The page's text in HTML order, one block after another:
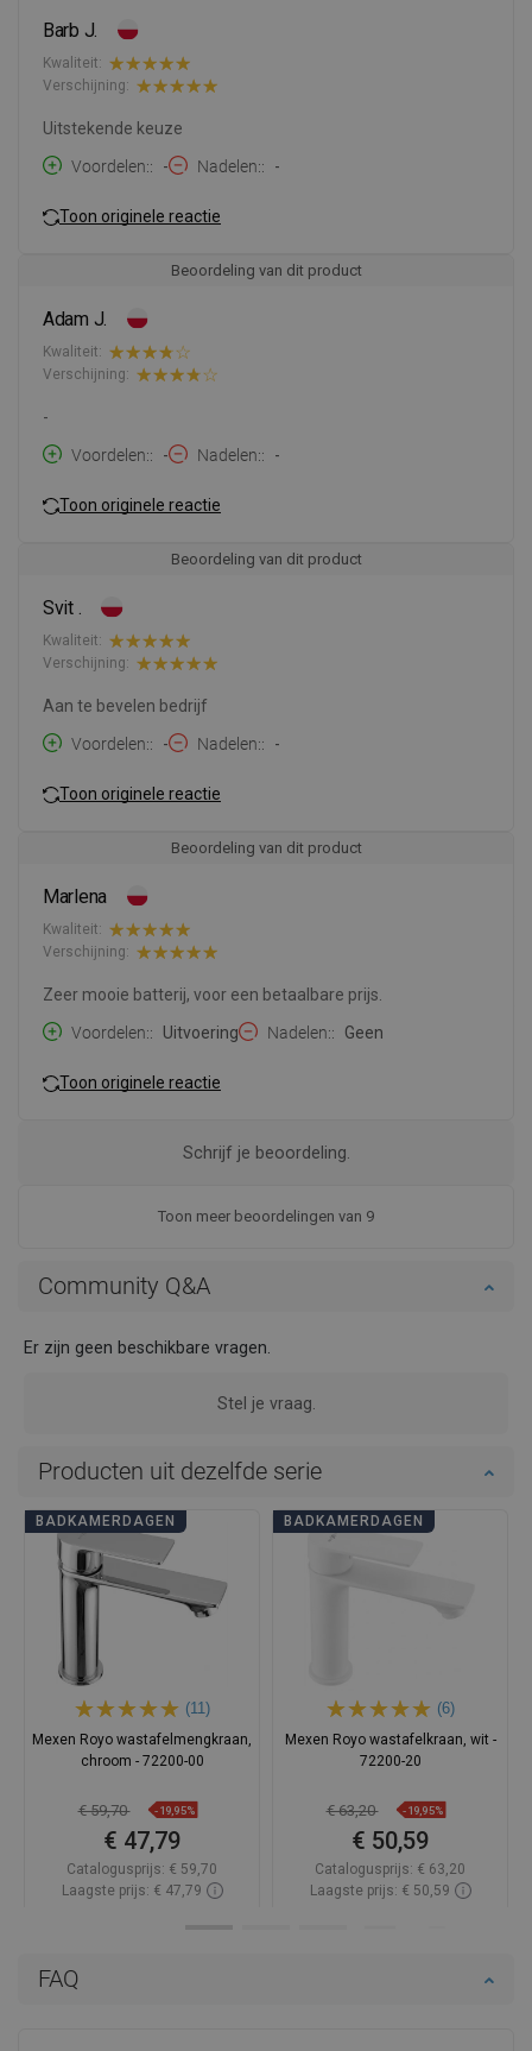
FAQ
Barb J.
Kwaliteit:
Verschijning:
Uitstekende keuze
Voordelen:
- Nadelen: -
Toon originele reactie
Beoordeling van dit product
Adam J.
Kwaliteit:
Verschijning:
-
Voordelen:
- Nadelen: -
Toon originele reactie
Beoordeling van dit product
Svit .
Kwaliteit:
Verschijning:
Aan te bevelen bedrijf
Voordelen:
- Nadelen: -
Toon originele reactie
Beoordeling van dit product
Marlena
Kwaliteit:
Verschijning:
Zeer mooie batterij, voor een betaalbare prijs.
Voordelen:
Uitvoering Nadelen: Geen
Toon originele reactie
Toon meer beoordelingen van 9
Schrijf je beoordeling.
Community Q&A
Er zijn geen beschikbare vragen.
Stel je vraag.
Producten uit dezelfde serie
BADKAMERDAGEN
(11)
Mexen Royo wastafelmengkraan,
chroom - 72200-00
€ 59,70 -19,95%
€ 47,79
Catalogusprijs: € 59,70
Laagste prijs: € 47,79
BADKAMERDAGEN
(6)
Mexen Royo wastafelkraan, wit -
72200-20
€ 63,20 -19,95%
€ 50,59
Catalogusprijs: € 63,20
Laagste prijs: € 50,59